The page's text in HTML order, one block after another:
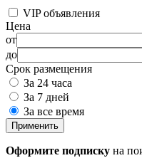
VIP объявления
Цена
от
до
Срок размещения
За 24 часа
За 7 дней
За все время
Применить
Оформите подписку на